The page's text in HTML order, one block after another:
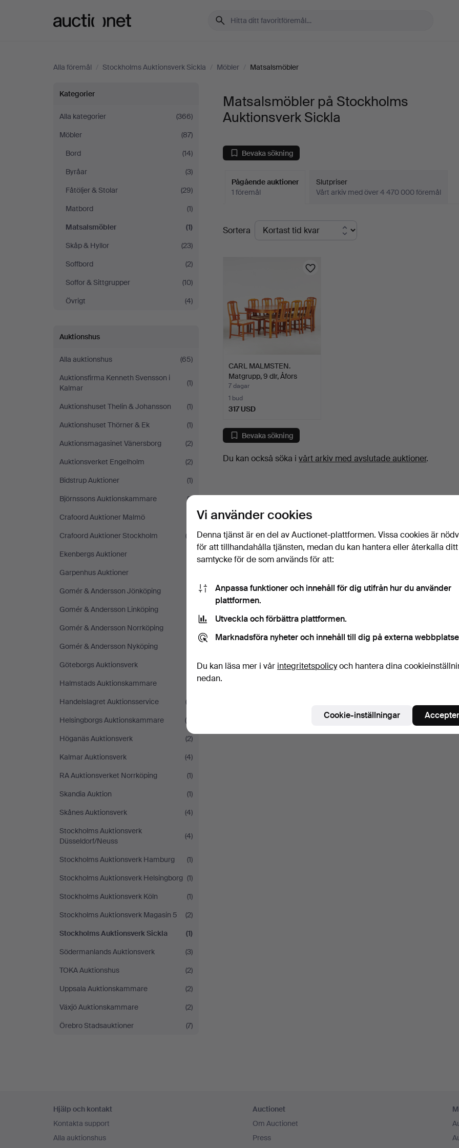
Alla föremål / Stockholms Auktionsverk Sickla / Möbler / Matsalsmöbler
Matsalsmöbler
på
Stockholms
Auktionsverk
Sickla
Kategorier
Alla kategorier
(366)
Möbler
(87)
Bord
(14)
Byråar
(3)
Fåtöljer & Stolar
(29)
Matbord
(1)
Matsalsmöbler
(1)
Skåp & Hyllor
(23)
Soffbord
(2)
Soffor & Sittgrupper
(10)
Övrigt
(4)
Auktionshus
Alla auktionshus
(65)
Auktionsfirma Kenneth Svensson i
Kalmar
(1)
Auktionshuset Thelin & Johansson
(1)
Auktionshuset Thörner & Ek
(1)
Auktionsmagasinet Vänersborg
(2)
Auktionsverket Engelholm
(2)
Bidstrup Auktioner
(1)
Björnssons Auktionskammare
(1)
Crafoord Auktioner Malmö
Crafoord Auktioner Stockholm
(2)
Ekenbergs Auktioner
Garpenhus Auktioner
Gomér & Andersson Jönköping
Gomér & Andersson Linköping
Gomér & Andersson Norrköping
Gomér & Andersson Nyköping
Göteborgs Auktionsverk
Halmstads Auktionskammare
Handelslagret Auktionsservice
(2)
Helsingborgs Auktionskammare
(5)
Höganäs Auktionsverk
(2)
Kalmar Auktionsverk
(4)
RA Auktionsverket Norrköping
(1)
Skandia Auktion
(1)
Skånes Auktionsverk
(4)
Stockholms Auktionsverk
Düsseldorf/Neuss
(4)
Stockholms Auktionsverk Hamburg
(1)
Stockholms Auktionsverk Helsingborg (1)
Stockholms Auktionsverk Köln
(1)
Stockholms Auktionsverk Magasin 5
(2)
Stockholms Auktionsverk Sickla
(1)
Södermanlands Auktionsverk
(3)
TOKA Auktionshus
(2)
Uppsala Auktionskammare
(2)
Växjö Auktionskammare
(2)
Örebro Stadsauktioner
(7)
Matsalsmöbler på Stockholms
Auktionsverk Sickla
Bevaka sökning
Pågående auktioner
1 föremål
Slutpriser
Vårt arkiv med över 4 470 000 föremål
Pågående
auktioner
Sortera
CARL MALMSTEN.
Matgrupp, 9 dlr, Åfors
Möbe…
7 dagar
1 bud
317 USD
Bevaka sökning
Du kan också söka ivårt arkiv med avslutade auktioner.
Hjälp och kontakt
Kontakta support
Alla auktionshus
Auctionet
Om Auctionet
Press
Vi använder cookies
Denna tjänst är en del av Auctionet-plattformen. Vissa cookies är
för att tillhandahålla tjänsten, medan du kan hantera eller återkalla ditt
samtycke för de som används för att:
Anpassa funktioner och innehåll för dig utifrån hur du använder
plattformen.
Utveckla och förbättra plattformen.
Marknadsföra nyheter och innehåll till dig på externa
Du kan läsa mer i vår integritetspolicyoch hantera dina
nedan.
Cookie-inställningar